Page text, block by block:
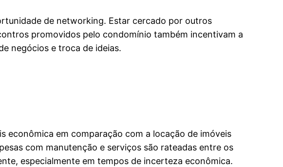
de networking. Estar cercado por outros
promovidos pelo condomínio também incentivam a
negócios e troca de ideias.
econômica em comparação com a locação de imóveis
com manutenção e serviços são rateadas entre os
especialmente em tempos de incerteza econômica.